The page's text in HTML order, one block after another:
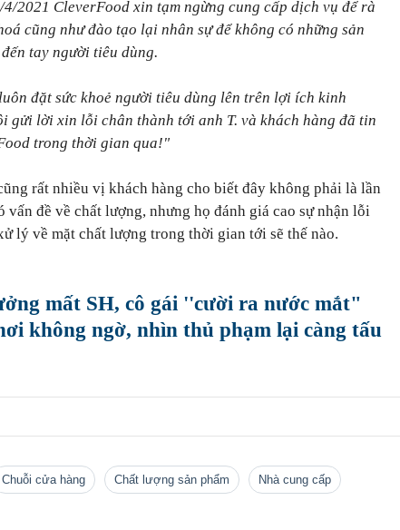
2021 CleverFood xin tạm ngừng cung cấp dịch vụ để rà
cũng như đào tạo lại nhân sự để không có những sản
tay người tiêu dùng.
đặt sức khoẻ người tiêu dùng lên trên lợi ích kinh
gửi lời xin lỗi chân thành tới anh T. và khách hàng đã tin
trong thời gian qua!"
rất nhiều vị khách hàng cho biết đây không phải là lần
vấn đề về chất lượng, nhưng họ đánh giá cao sự nhận lỗi
lý về mặt chất lượng trong thời gian tới sẽ thế nào.
mất SH, cô gái ''cười ra nước mắt"
không ngờ, nhìn thủ phạm lại càng tấu
chuỗi cửa hàng chất lượng sản phẩm nhà cung cấp